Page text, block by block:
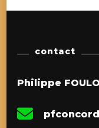
contact
Philippe